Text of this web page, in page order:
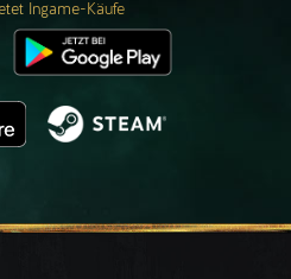
Ingame-Käufe